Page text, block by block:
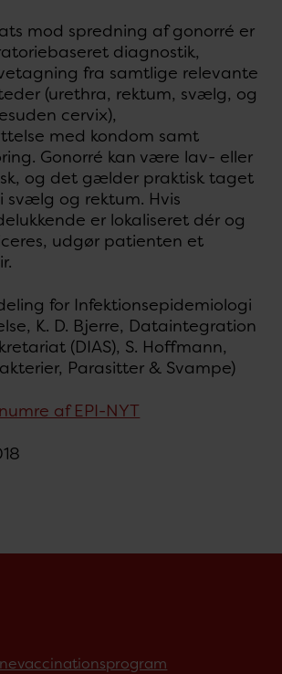
mod spredning af gonorré er
diagnostik,
fra samtlige relevante
(urethra, rektum, svælg, og
cervix),
med kondom samt
Gonorré kan være lav- eller
og det gælder praktisk taget
svælg og rektum. Hvis
er lokaliseret dér og
udgør patienten et
for Infektionsepidemiologi
K. D. Bjerre, Dataintegration
(DIAS), S. Hoffmann,
Parasitter & Svampe)
af EPI-NYT